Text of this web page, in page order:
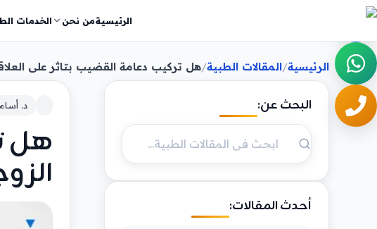
الرئيسيةمن نحن الخدمات
الرئيسية/المقالات الطبية/هل تركيب دعامة القضيب بتاثر على
البحث عن:
أحدث المقالات:
د.
هل